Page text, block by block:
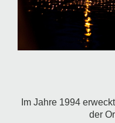
Im Jahre 1994
der